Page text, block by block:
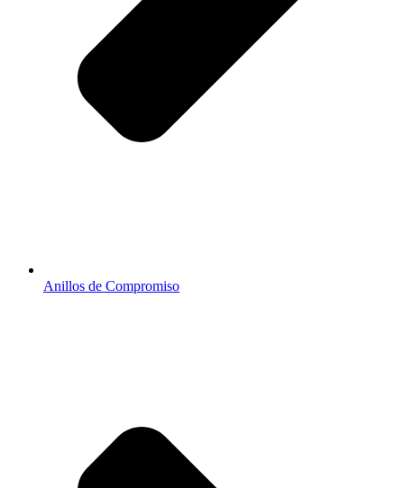
Anillos de Compromiso